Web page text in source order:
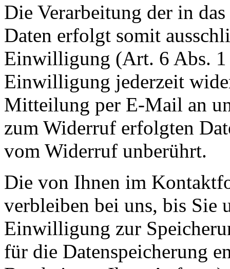
Die Verarbeitung der in
Daten erfolgt somit
Einwilligung (Art. 6 Abs. 1
Einwilligung jederzeit
Mitteilung per E-Mail an
zum Widerruf erfolgten
vom Widerruf unberührt.
Die von Ihnen im
verbleiben bei uns, bis Sie
Einwilligung zur
für die Datenspeicherung